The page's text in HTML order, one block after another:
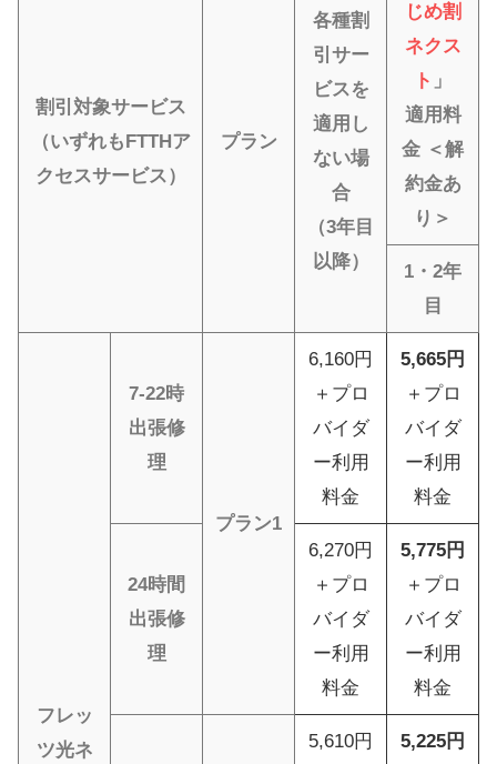
割引対象サービス
（いずれもFTTHア
クセスサービス）
プラン
各種割
引サー
ビスを
適用し
ない場
合
（3年目
以降）
じめ割
ネクス
ト 」
適用料
金 ＜解
約金あ
り＞
1・2年
目
フレッ
ツ光ネ
7-22時
出張修
理
プラン1
6,160円
＋プロ
バイダ
ー利用
料金
5,665円
＋プロ
バイダ
ー利用
料金
24時間
出張修
理
6,270円
＋プロ
バイダ
ー利用
料金
5,775円
＋プロ
バイダ
ー利用
料金
5,610円
5,225円